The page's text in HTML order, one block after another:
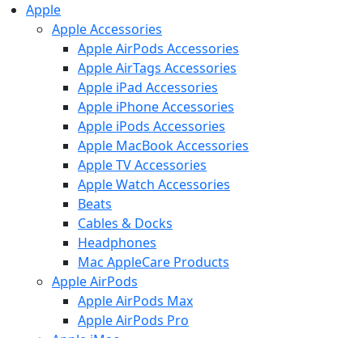
Apple
Apple Accessories
Apple AirPods Accessories
Apple AirTags Accessories
Apple iPad Accessories
Apple iPhone Accessories
Apple iPods Accessories
Apple MacBook Accessories
Apple TV Accessories
Apple Watch Accessories
Beats
Cables & Docks
Headphones
Mac AppleCare Products
Apple AirPods
Apple AirPods Max
Apple AirPods Pro